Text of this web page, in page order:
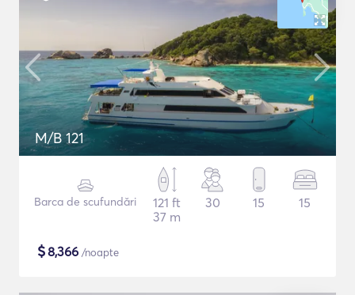
M/B 121
Barca de scufundări
121 ft
37 m
30 15 15
$8,366 /noapte